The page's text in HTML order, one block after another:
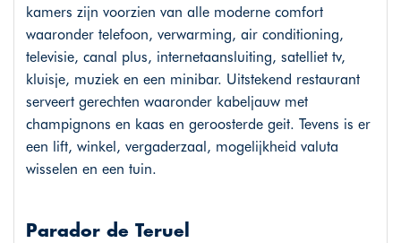
kamers zijn voorzien van alle moderne comfort
waaronder telefoon, verwarming, air conditioning,
televisie, canal plus, internetaansluiting, satelliet tv,
kluisje, muziek en een minibar. Uitstekend restaurant
serveert gerechten waaronder kabeljauw met
champignons en kaas en geroosterde geit. Tevens is er
een lift, winkel, vergaderzaal, mogelijkheid valuta
wisselen en een tuin.
Parador de Teruel